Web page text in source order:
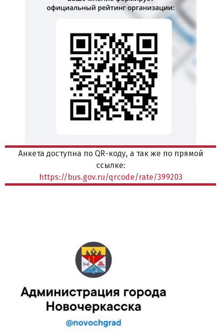
Анкета доступна по QR-коду, а так же по прямой
ссылке:
https://bus.gov.ru/qrcode/rate/399203